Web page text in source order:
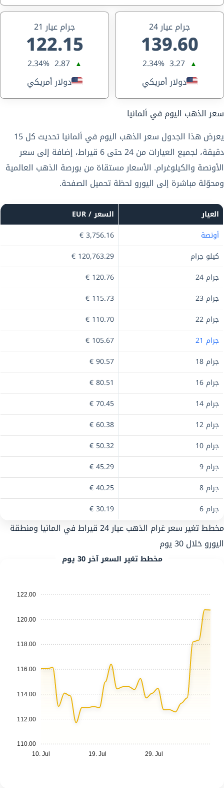
جرام عيار 24
139.60
▲
3.27
2.34%
دولار أمريكي
جرام عيار 21
122.15
▲
2.87
2.34%
دولار أمريكي
سعر الذهب اليوم في ألمانيا
يعرض هذا الجدول سعر الذهب اليوم في ألمانيا تحديث كل 15
دقيقة، لجميع العيارات من 24 حتى 6 قيراط، إضافة إلى سعر
الأونصة والكيلوغرام. الأسعار مستقاة من بورصة الذهب العالمية
ومحوّلة مباشرة إلى اليورو لحظة تحميل الصفحة.
العيار
السعر / EUR
أونصة
3,756.16 €
كيلو جرام
120,763.29 €
جرام 24
120.76 €
جرام 23
115.73 €
جرام 22
110.70 €
جرام 21
105.67 €
جرام 18
90.57 €
جرام 16
80.51 €
جرام 14
70.45 €
جرام 12
60.38 €
جرام 10
50.32 €
جرام 9
45.29 €
جرام 8
40.25 €
جرام 6
30.19 €
مخطط تغير سعر غرام الذهب عيار 24 قيراط في المانيا ومنطقة
اليورو خلال 30 يوم
مخطط تغير السعر آخر 30 يوم
122.00
120.00
118.00
116.00
114.00
112.00
110.00
10. Jul
19. Jul 29. Jul